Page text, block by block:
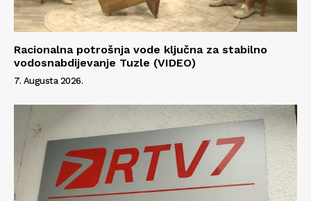
Racionalna potrošnja vode ključna za stabilno
vodosnabdijevanje Tuzle (VIDEO)
7. Augusta 2026.